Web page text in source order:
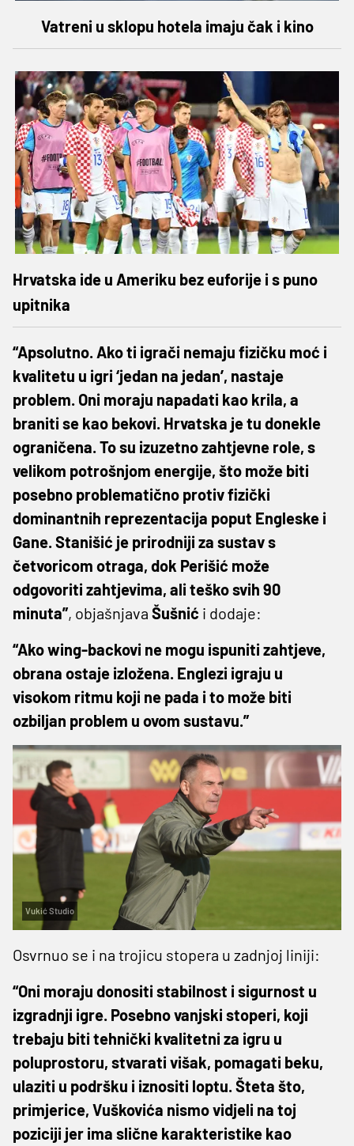
Vatreni u sklopu hotela imaju čak i kino
Hrvatska ide u Ameriku bez euforije i s puno
upitnika
“Apsolutno. Ako ti igrači nemaju fizičku moć i
kvalitetu u igri ‘jedan na jedan’, nastaje
problem. Oni moraju napadati kao krila, a
braniti se kao bekovi. Hrvatska je tu donekle
ograničena. To su izuzetno zahtjevne role, s
velikom potrošnjom energije, što može biti
posebno problematično protiv fizički
dominantnih reprezentacija poput Engleske i
Gane. Stanišić je prirodniji za sustav s
četvoricom otraga, dok Perišić može
odgovoriti zahtjevima, ali teško svih 90
minuta”, objašnjava Šušnić i dodaje:
“Ako wing-backovi ne mogu ispuniti zahtjeve,
obrana ostaje izložena. Englezi igraju u
visokom ritmu koji ne pada i to može biti
ozbiljan problem u ovom sustavu.”
Vukić Studio
Osvrnuo se i na trojicu stopera u zadnjoj liniji:
“Oni moraju donositi stabilnost i sigurnost u
izgradnji igre. Posebno vanjski stoperi, koji
trebaju biti tehnički kvalitetni za igru u
poluprostoru, stvarati višak, pomagati beku,
ulaziti u podršku i iznositi loptu. Šteta što,
primjerice, Vuškovića nismo vidjeli na toj
poziciji jer ima slične karakteristike kao